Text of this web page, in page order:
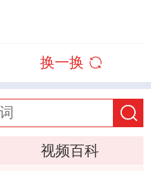
换一换
视频百科